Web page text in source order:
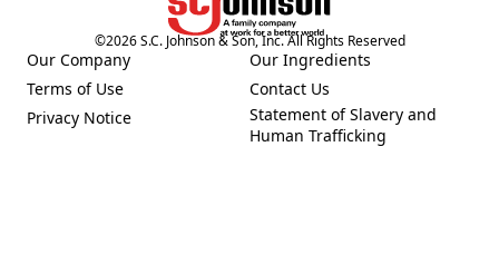
©2026S.C. Johnson & Son, Inc. All Rights Reserved
Our Company
(Opens in a new tab)
Terms of Use
(Opens in a new tab)
Privacy Notice
(Opens in a new tab)
Our Ingredients
(Opens in a new tab)
Contact Us
(Opens in a new tab)
Statement of Slavery and
Human Trafficking
(Opens in a new tab)